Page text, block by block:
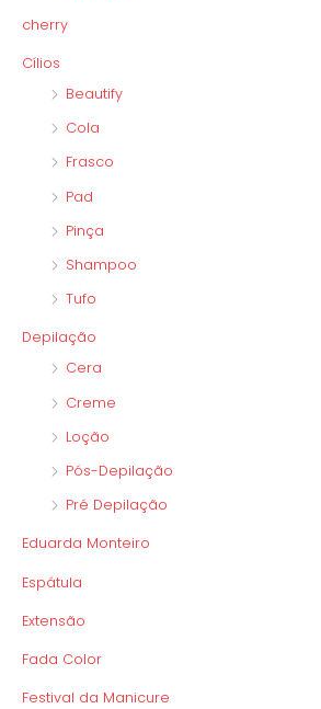
cherry
Cílios
Beautify
Cola
Frasco
Pad
Pinça
Shampoo
Tufo
Depilação
Cera
Creme
Loção
Pós-Depilação
Pré Depilação
Eduarda Monteiro
Espátula
Extensão
Fada Color
Festival da Manicure